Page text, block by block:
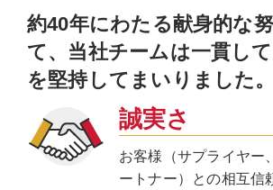
約40年にわたる献身的な
て、当社チームは一貫し
を堅持してまいりました。
誠実さ
お客様（サプライヤー
ートナー）との相互信